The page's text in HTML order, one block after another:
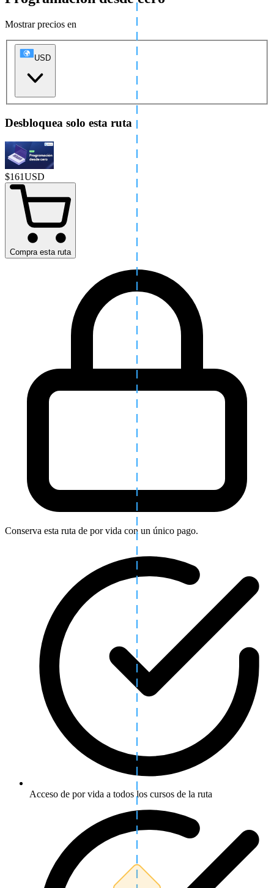
Mostrar precios en
USD
Desbloquea solo esta ruta
$161USD
Compra esta ruta
Conserva esta ruta de por vida con un único pago.
Acceso de por vida a todos los cursos de la ruta